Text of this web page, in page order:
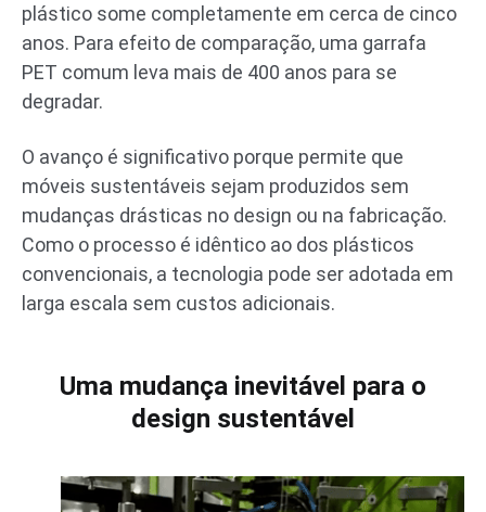
plástico some completamente em cerca de cinco
anos. Para efeito de comparação, uma garrafa
PET comum leva mais de 400 anos para se
degradar.
O avanço é significativo porque permite que
móveis sustentáveis sejam produzidos sem
mudanças drásticas no design ou na fabricação.
Como o processo é idêntico ao dos plásticos
convencionais, a tecnologia pode ser adotada em
larga escala sem custos adicionais.
Uma mudança inevitável para o
design sustentável